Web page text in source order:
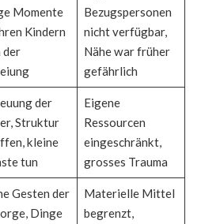
Momente
Kindern
der
Bezugspersonen
nicht verfügbar,
Nähe war früher
gefährlich
der
Struktur
kleine
tun
Eigene
Ressourcen
eingeschränkt,
grosses Trauma
Gesten der
Dinge
Materielle Mittel
begrenzt,